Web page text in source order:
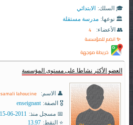
🎓 السلك: الابتدائي
🏛️ نوعها: مدرسة مستقلة
👥 الأعضاء:
4
✨ انضم للمؤسسة
خريطة موجهة
العضو الأكثر نشاطا على مستوى المؤسسة
👤 الاسم: samali lahoucine
🎖️ الصفة: enseignant
📅 مسجل منذ: 2011-06-15
⭐ النقط: 13.97